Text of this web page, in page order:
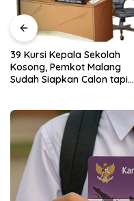
PSEL Kabupaten Malang
Terus Cari Lahan, Penolakan
Warga Jadi Alarm Kesiapan